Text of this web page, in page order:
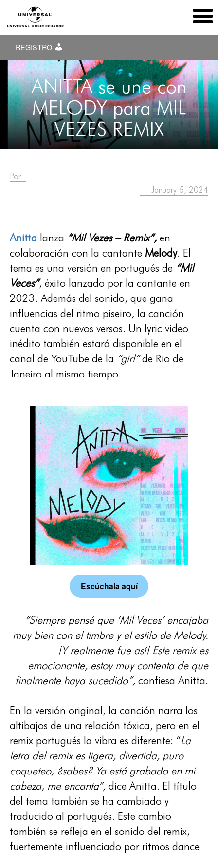
REGISTRO
ANITTA se une con
MELODY para MIL
VEZES REMIX
Por:
January 5, 2024
Anitta lanza “Mil Vezes – Remix”,en
colaboración con la cantante Melody. El
tema es una versión en portugués de “Mil
Veces”, éxito lanzado por la cantante en
2023. Además del sonido, que gana
influencias del ritmo piseiro, la canción
cuenta con nuevos versos. Un lyric video
inédito también estará disponible en el
canal de YouTube de la “girl”de Rio de
Janeiro al mismo tiempo.
Escúchala aquí
“Siempre pensé que ‘Mil Veces’ encajaba
muy bien con el timbre y el estilo de Melody.
¡Y realmente fue así! Este remix es
emocionante, estoy muy contenta de que
finalmente haya sucedido”, confiesa Anitta.
En la versión original, la canción narra los
altibajos de una relación tóxica, pero en el
remix portugués la vibra es diferente: “La
letra del remix es ligera, divertida, puro
coqueteo, ¿sabes? Ya está grabado en mi
cabeza, me encanta”, dice Anitta. El título
del tema también se ha cambiado y
traducido al portugués. Este cambio
también se refleja en el sonido del remix,
fuertemente influenciado por ritmos dance